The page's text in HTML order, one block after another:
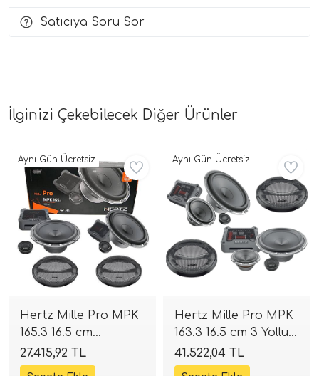
Performans)
Satıcıya Soru Sor
İlginizi Çekebilecek Diğer Ürünler
Hertz Mille Pro MPK
165.3 16.5 cm
Komponent Mid
Takımı | 220W 4
27.415,92 TL
Aynı Gün Ücretsiz
Hertz Mille Pro MPK
163.3 16.5 cm 3 Yollu
Komponent Mid
Takımı | 300W 4
41.522,04 TL
Aynı Gün Ücretsiz